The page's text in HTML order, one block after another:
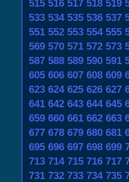
515 516 517 518 519
533 534 535 536 537
551 552 553 554 555
569 570 571 572 573
587 588 589 590 591
605 606 607 608 609
623 624 625 626 627
641 642 643 644 645
659 660 661 662 663
677 678 679 680 681
695 696 697 698 699
713 714 715 716 717
731 732 733 734 735